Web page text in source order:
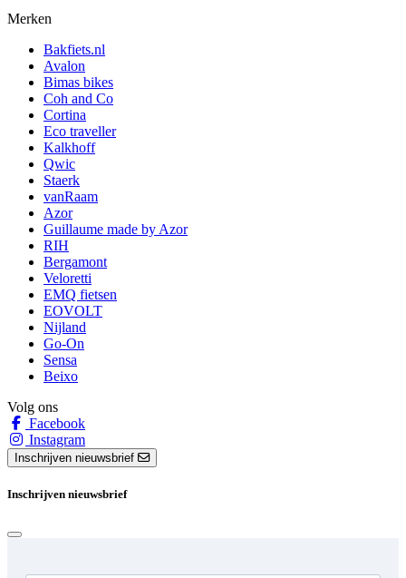
Merken
Bakfiets.nl
Avalon
Bimas bikes
Coh and Co
Cortina
Eco traveller
Kalkhoff
Qwic
Staerk
vanRaam
Azor
Guillaume made by Azor
RIH
Bergamont
Veloretti
EMQ fietsen
EOVOLT
Nijland
Go-On
Sensa
Beixo
Volg ons
Facebook
Instagram
Inschrijven nieuwsbrief
Inschrijven nieuwsbrief